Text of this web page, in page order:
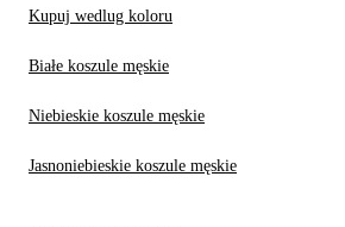
Kupuj wedlug koloru
Białe koszule męskie
Niebieskie koszule męskie
Jasnoniebieskie koszule męskie